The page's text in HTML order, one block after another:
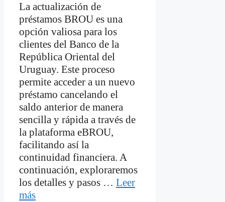
La actualización de
préstamos BROU es una
opción valiosa para los
clientes del Banco de la
República Oriental del
Uruguay. Este proceso
permite acceder a un nuevo
préstamo cancelando el
saldo anterior de manera
sencilla y rápida a través de
la plataforma eBROU,
facilitando así la
continuidad financiera. A
continuación, exploraremos
los detalles y pasos … Leer
más